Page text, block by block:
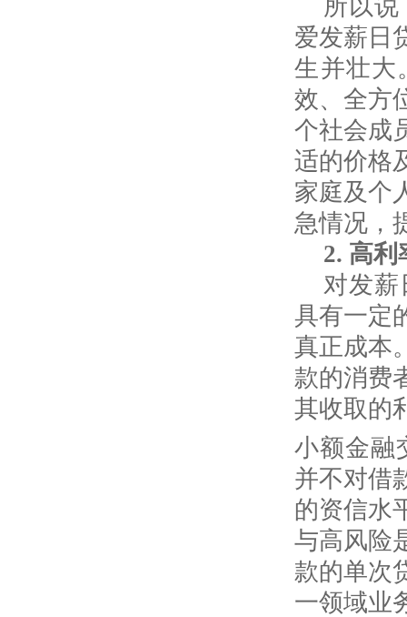
所以
爱发薪日
生并壮大
效、全方
个社会成
适的价格
家庭及个
急情况，
2. 高利
对发
具有一定
真正成本
款的消费
其收取的
小额金融
并不对借
的资信水
与高风险
款的单次
一领域业